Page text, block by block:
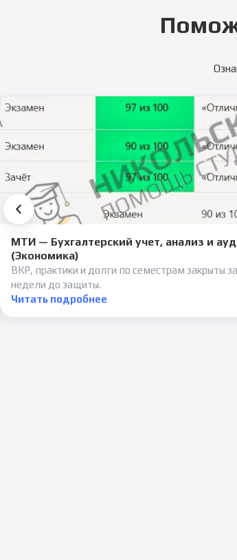
МТИ — Бухгалтерский учет, анализ и
(Экономика)
ВКР, практики и долги по семестрам закрыты
недели до защиты.
Читать подробнее